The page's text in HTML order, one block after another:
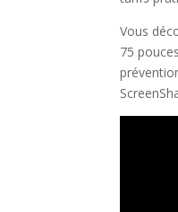
Vous
75